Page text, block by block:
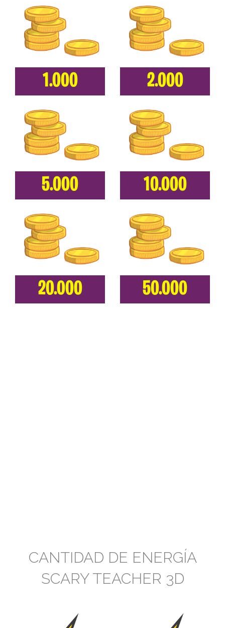
1.000 2.000
5.000 10.000
20.000 50.000
CANTIDAD DE ENERGÍA
SCARY TEACHER 3D